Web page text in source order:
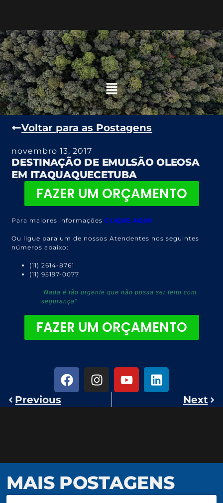
Voltar para as Postagens
novembro 13, 2017
DESTINAÇÃO DE EMULSÃO OLEOSA
EM ITAQUAQUECETUBA
FAZER UM ORÇAMENTO
Para maiores informaçõesCLIQUE AQUI!
Ou ligue para um de nossos Atendentes nos seguintes
números abaixo:
(11) 2614-8761
(11) 95197-0077
“Nada é tão urgente que não possa ser feito com
segurança”
FAZER UM ORÇAMENTO
Previous Next
MAIS POSTAGENS